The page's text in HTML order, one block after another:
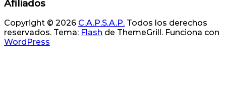
Afiliados
Copyright © 2026 C.A.P.S.A.P. Todos los derechos
reservados. Tema: Flash de ThemeGrill. Funciona con
WordPress